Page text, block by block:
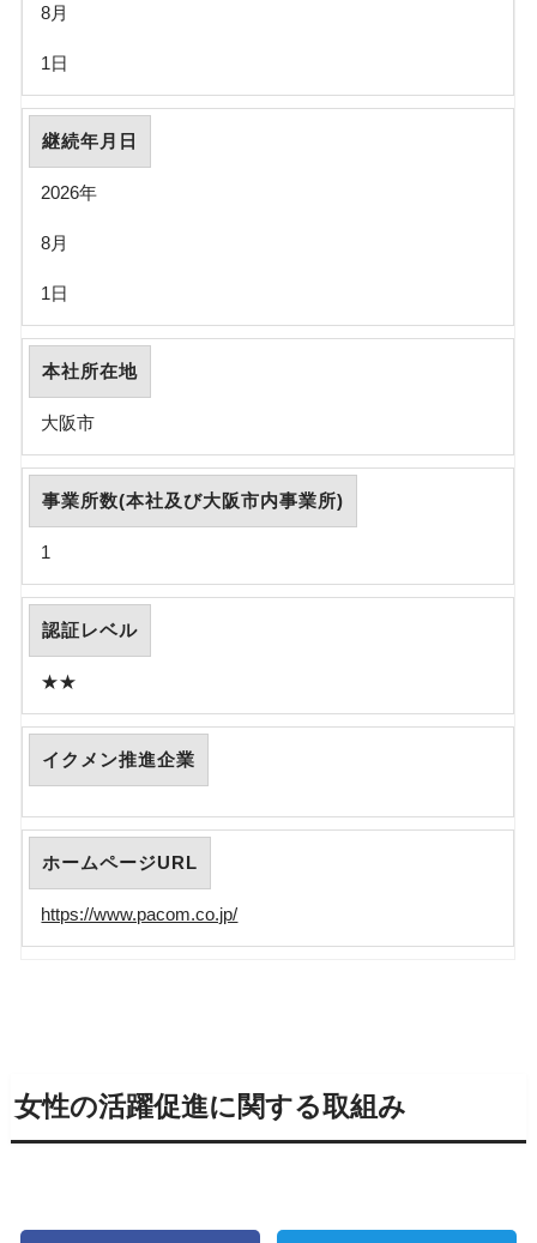
8月
1日
継続年月日
2026年
8月
1日
本社所在地
大阪市
事業所数(本社及び大阪市内事業所)
1
認証レベル
★★
イクメン推進企業
ホームページURL
https://www.pacom.co.jp/
女性の活躍促進に関する取組み